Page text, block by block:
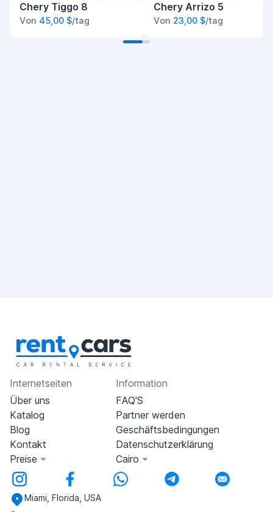
Chery Tiggo 8
Von 45,00 $/tag
Chery Arrizo 5
Von 23,00 $/tag
Internetseiten
Über uns
Katalog
Blog
Kontakt
Preise
Information
FAQ'S
Partner werden
Geschäftsbedingungen
Datenschutzerklärung
Cairo
Miami, Florida, USA